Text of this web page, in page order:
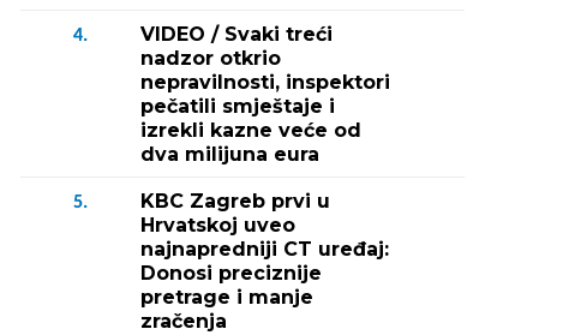
4.
VIDEO / Svaki treći
nadzor otkrio
nepravilnosti, inspektori
pečatili smještaje i
izrekli kazne veće od
dva milijuna eura
5.
KBC Zagreb prvi u
Hrvatskoj uveo
najnapredniji CT uređaj:
Donosi preciznije
pretrage i manje
zračenja